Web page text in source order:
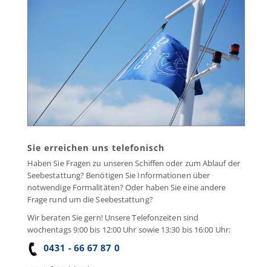
Sie erreichen uns telefonisch
Haben Sie Fragen zu unseren Schiffen oder zum Ablauf der
Seebestattung? Benötigen Sie Informationen über
notwendige Formalitäten? Oder haben Sie eine andere
Frage rund um die Seebestattung?
Wir beraten Sie gern! Unsere Telefonzeiten sind
wochentags 9:00 bis 12:00 Uhr sowie 13:30 bis 16:00 Uhr:
0431 - 66 67 87 0